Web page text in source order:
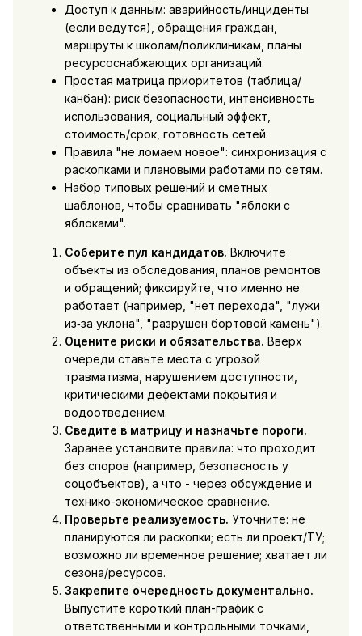
Доступ к данным: аварийность/инциденты
(если ведутся), обращения граждан,
маршруты к школам/поликлиникам, планы
ресурсоснабжающих организаций.
Простая матрица приоритетов (таблица/
канбан): риск безопасности, интенсивность
использования, социальный эффект,
стоимость/срок, готовность сетей.
Правила "не ломаем новое": синхронизация с
раскопками и плановыми работами по сетям.
Набор типовых решений и сметных
шаблонов, чтобы сравнивать "яблоки с
яблоками".
Соберите пул кандидатов. Включите
объекты из обследования, планов ремонтов
и обращений; фиксируйте, что именно не
работает (например, "нет перехода", "лужи
из‑за уклона", "разрушен бортовой камень").
Оцените риски и обязательства. Вверх
очереди ставьте места с угрозой
травматизма, нарушением доступности,
критическими дефектами покрытия и
водоотведением.
Сведите в матрицу и назначьте пороги.
Заранее установите правила: что проходит
без споров (например, безопасность у
соцобъектов), а что - через обсуждение и
технико-экономическое сравнение.
Проверьте реализуемость. Уточните: не
планируются ли раскопки; есть ли проект/ТУ;
возможно ли временное решение; хватает ли
сезона/ресурсов.
Закрепите очередность документально.
Выпустите короткий план-график с
ответственными и контрольными точками,